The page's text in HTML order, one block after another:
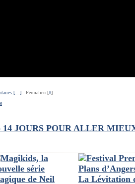
[… ]- Permalien [#]